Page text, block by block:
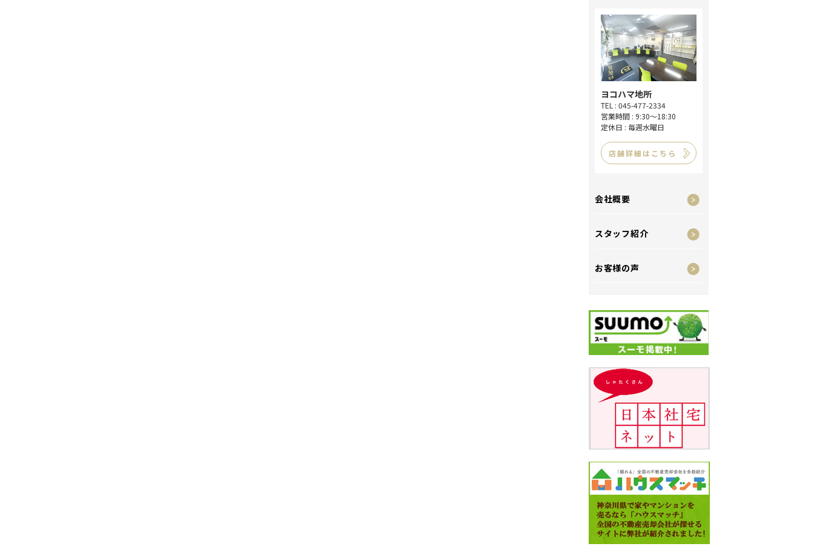
ヨコハマ地所
TEL : 045-477-2334
営業時間 : 9:30～18:30
定休日 : 毎週水曜日
店舗詳細はこちら
会社概要
スタッフ紹介
お客様の声